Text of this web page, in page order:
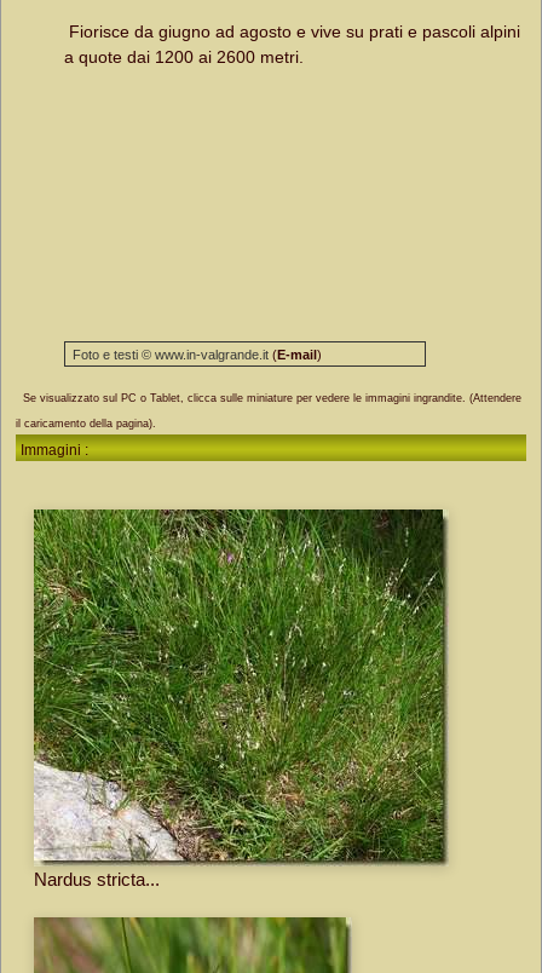
Fiorisce da giugno ad agosto e vive su prati e pascoli alpini
a quote dai 1200 ai 2600 metri.
Foto e testi © www.in-valgrande.it (E-mail)
Se visualizzato sul PC o Tablet, clicca sulle miniature per vedere le immagini ingrandite. (Attendere
il caricamento della pagina).
Immagini :
Nardus stricta...